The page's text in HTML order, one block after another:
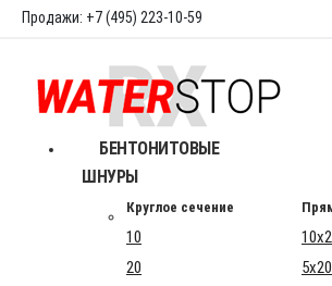
Продажи: +7 (495) 223-10-59
БЕНТОНИТОВЫЕ
ШНУРЫ
Круглое сечение
10
20
5x20